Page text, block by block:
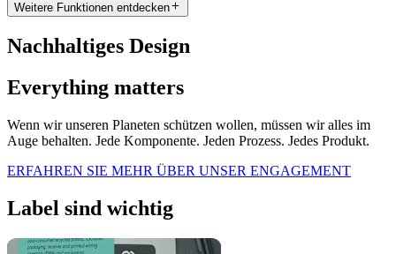
Weitere Funktionen entdecken
Nachhaltiges Design
Everything matters
Wenn wir unseren Planeten schützen wollen, müssen wir alles im
Auge behalten. Jede Komponente. Jeden Prozess. Jedes Produkt.
ERFAHREN SIE MEHR ÜBER UNSER ENGAGEMENT
Label sind wichtig